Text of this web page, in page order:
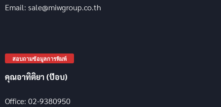
Email: sale@miwgroup.co.th
สอบถามข้อมูลการพิมพ์
คุณอาทิติยา (ป๊อบ)
Office: 02-9380950